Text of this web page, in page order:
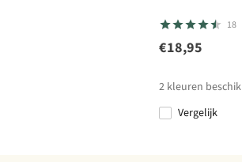
18
€18,95
2 kleuren
Vergelijk